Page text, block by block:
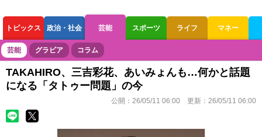
トピックス 政治・社会 芸能 スポーツ ライフ マネー
ボートレース 競輪 オートレース
芸能 グラビア コラム
TAKAHIRO、三吉彩花、あいみょんも…何かと話題
になる「タトゥー問題」の今
公開： 26/05/11 06:00 更新： 26/05/11 06:00